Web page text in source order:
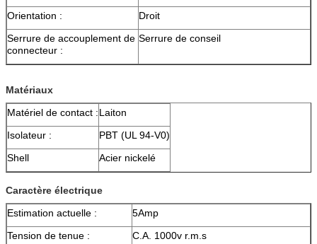
Orientation :
Droit
Serrure de accouplement de
connecteur :
Serrure de conseil
Matériaux
Matériel de contact :Laiton
Isolateur :
PBT (UL 94-V0)
Shell
Acier nickelé
Caractère électrique
Estimation actuelle :
5Amp
Tension de tenue :
C.A. 1000v r.m.s